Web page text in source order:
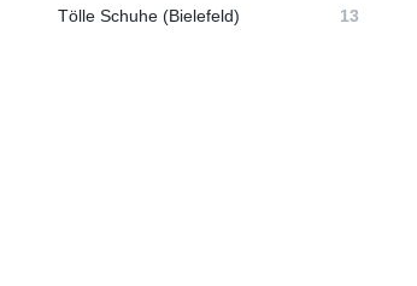
Tölle Schuhe (Bielefeld) 13